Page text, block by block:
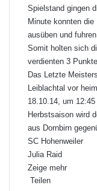
Spielstand gingen
Minute konnten
ausüben und
Somit holten sich
verdienten 3
Das Letzte
Leiblachtal vor
18.10.14, um
Herbstsaison wird
aus Dornbirn
SC Hohenweiler
Julia Raid
Zeige mehr
Teilen